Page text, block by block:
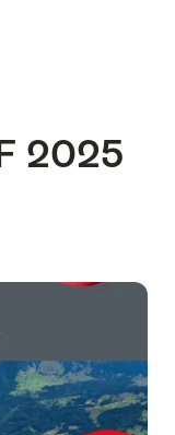
2025